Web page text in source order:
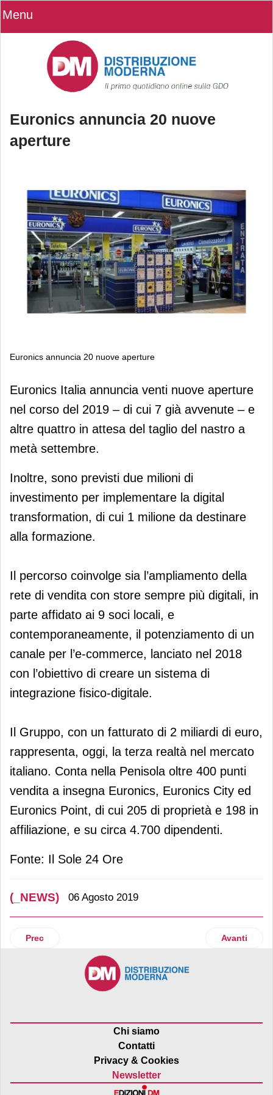
Menu
Euronics annuncia 20 nuove
aperture
Euronics annuncia 20 nuove aperture
Euronics annuncia 20 nuove aperture
Euronics Italia annuncia venti nuove aperture
nel corso del 2019 – di cui 7 già avvenute – e
altre quattro in attesa del taglio del nastro a
metà settembre.
Inoltre, sono previsti due milioni di
investimento per implementare la digital
transformation, di cui 1 milione da destinare
alla formazione.
Il percorso coinvolge sia l’ampliamento della
rete di vendita con store sempre più digitali, in
parte affidato ai 9 soci locali, e
contemporaneamente, il potenziamento di un
canale per l’e-commerce, lanciato nel 2018
con l’obiettivo di creare un sistema di
integrazione fisico-digitale.
Il Gruppo, con un fatturato di 2 miliardi di euro,
rappresenta, oggi, la terza realtà nel mercato
italiano. Conta nella Penisola oltre 400 punti
vendita a insegna Euronics, Euronics City ed
Euronics Point, di cui 205 di proprietà e 198 in
affiliazione, e su circa 4.700 dipendenti.
Fonte: Il Sole 24 Ore
(_NEWS) 06 Agosto 2019
Articolo precedente: Crai Spesa Online sostiene Okapia
Prec Articolo
Avanti
Chi siamo
Contatti
Privacy & Cookies
Newsletter